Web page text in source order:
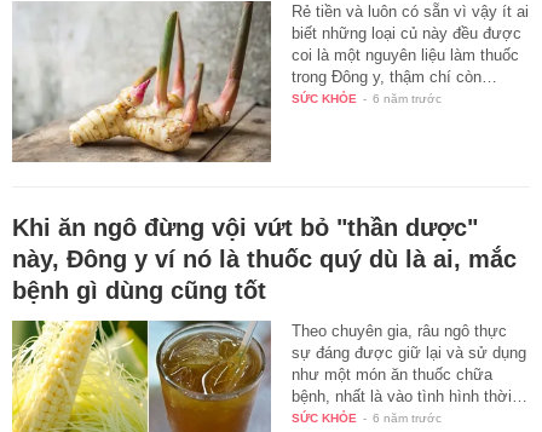
Rẻ tiền và luôn có sẵn vì vậy ít ai
biết những loại củ này đều được
coi là một nguyên liệu làm thuốc
trong Đông y, thậm chí còn…
SỨC KHỎE - 6 năm trước
Khi ăn ngô đừng vội vứt bỏ "thần dược"
này, Đông y ví nó là thuốc quý dù là ai, mắc
bệnh gì dùng cũng tốt
Theo chuyên gia, râu ngô thực
sự đáng được giữ lại và sử dụng
như một món ăn thuốc chữa
bệnh, nhất là vào tình hình thời…
SỨC KHỎE - 6 năm trước